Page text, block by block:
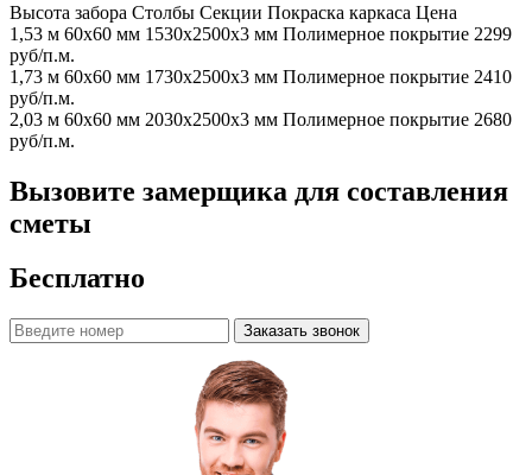
Высота забора Столбы Секции Покраска каркаса Цена
1,53 м 60х60 мм 1530x2500x3 мм Полимерное покрытие 2299
руб/п.м.
1,73 м 60х60 мм 1730x2500x3 мм Полимерное покрытие 2410
руб/п.м.
2,03 м 60х60 мм 2030x2500x3 мм Полимерное покрытие 2680
руб/п.м.
Вызовите замерщика для составления
сметы
Бесплатно
Заказать звонок